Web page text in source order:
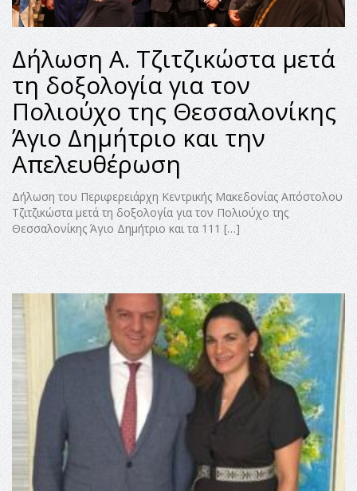
Δήλωση Α. Τζιτζικώστα μετά
τη δοξολογία για τον
Πολιούχο της Θεσσαλονίκης
Άγιο Δημήτριο και την
Απελευθέρωση
Δήλωση του Περιφερειάρχη Κεντρικής Μακεδονίας Απόστολου
Τζιτζικώστα μετά τη δοξολογία για τον Πολιούχο της
Θεσσαλονίκης Άγιο Δημήτριο και τα 111 […]